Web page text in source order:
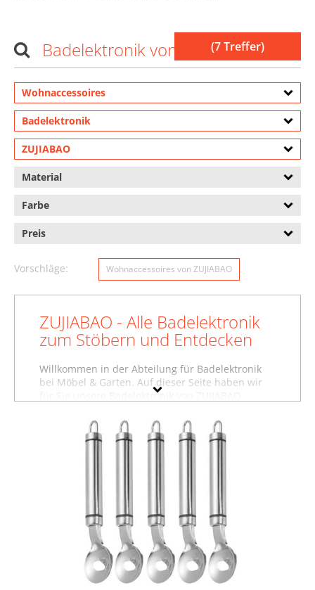
(7 Treffer)
Badelektronik von ZUJIABAO
Wohnaccessoires
Badelektronik
ZUJIABAO
Material
Farbe
Preis
Vorschläge: Wohnaccessoires von ZUJIABAO
ZUJIABAO - Alle Badelektronik
zum Stöbern und Entdecken
Willkommen in der Abteilung für Badelektronik
bei Möbel & Garten. Auf dieser Seite haben wir
für Sie unsere Badelektronik von ZUJIABAO
was Sie suchen, dann schauen Sie sich auch
unsere anderenWohnaccessoires von ZUJIABAO
an oder stöbern Sie in dem gesamten
Möbeln der Marke ZUJIABAO
der Filter oben auf der Seite können Sie auch
gezielt Badelektronik von anderen Marken
ansehen und in bestimmten Preiskategorien
sowie nach reduzierten Angeboten suchen.
Lassen Sie sich inspirieren - wir wünschen Ihnen
viel Spaß dabei!